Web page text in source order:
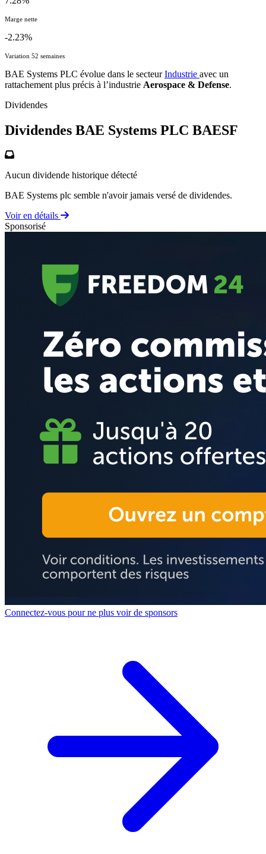
Marge nette
-2.23%
Variation 52 semaines
BAE Systems PLC évolue dans le secteurIndustrie avec un
rattachement plus précis à l’industrie Aerospace & Defense.
Dividendes
Dividendes BAE Systems PLC BAESF
Aucun dividende historique détecté
BAE Systems plc semble n'avoir jamais versé de dividendes.
Voir en détails
Sponsorisé
Connectez-vous pour ne plus voir de sponsors